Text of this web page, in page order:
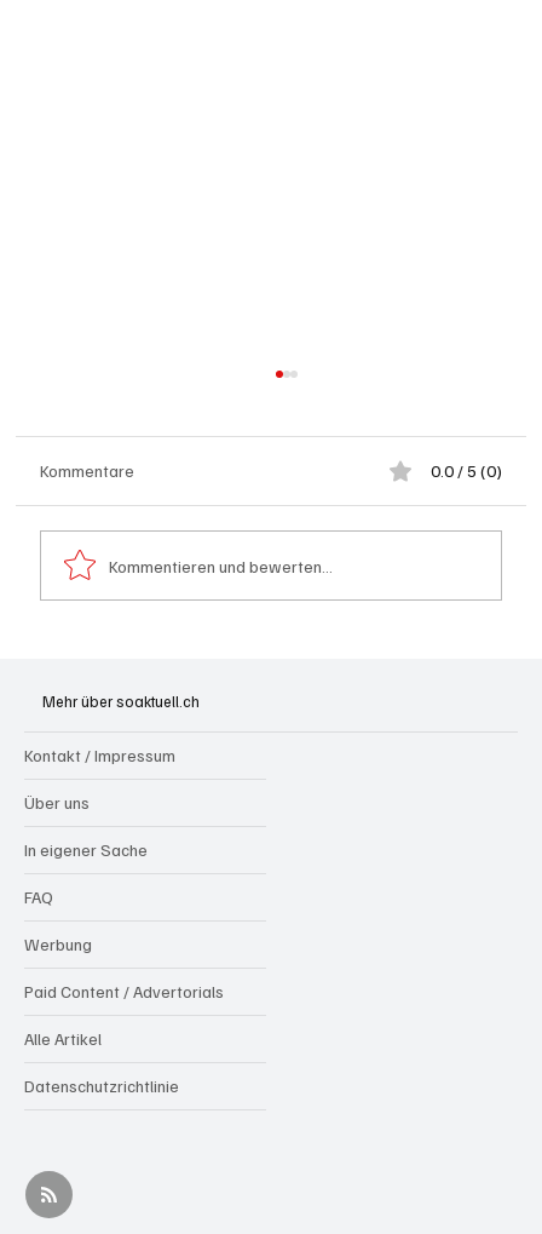
Offenheit statt Abschottung
Kommentare 0.0 / 5 (0)
Kommentieren und bewerten...
Mehr über soaktuell.ch
Kontakt / Impressum
Über uns
In eigener Sache
FAQ
Werbung
Paid Content / Advertorials
Alle Artikel
Datenschutzrichtlinie